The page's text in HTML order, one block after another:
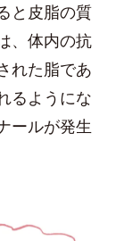
と皮脂の質
、体内の抗
れた脂であ
るようにな
ールが発生